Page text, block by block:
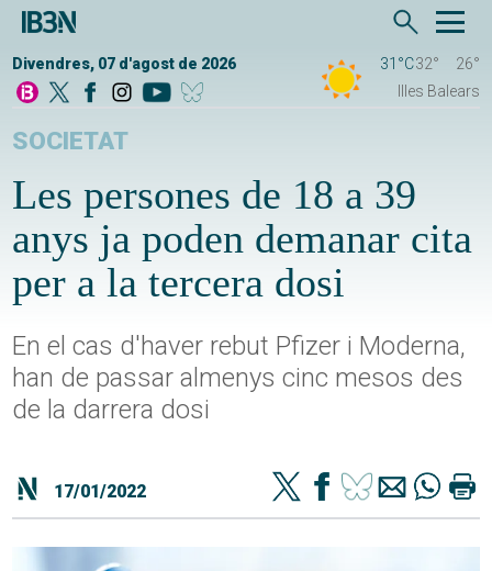
Divendres, 07 d'agost de 2026 31°C32°
26°
Illes Balears
SOCIETAT
Les persones de 18 a 39
anys ja poden demanar cita
per a la tercera dosi
En el cas d'haver rebut Pfizer i Moderna,
han de passar almenys cinc mesos des
de la darrera dosi
17/01/2022